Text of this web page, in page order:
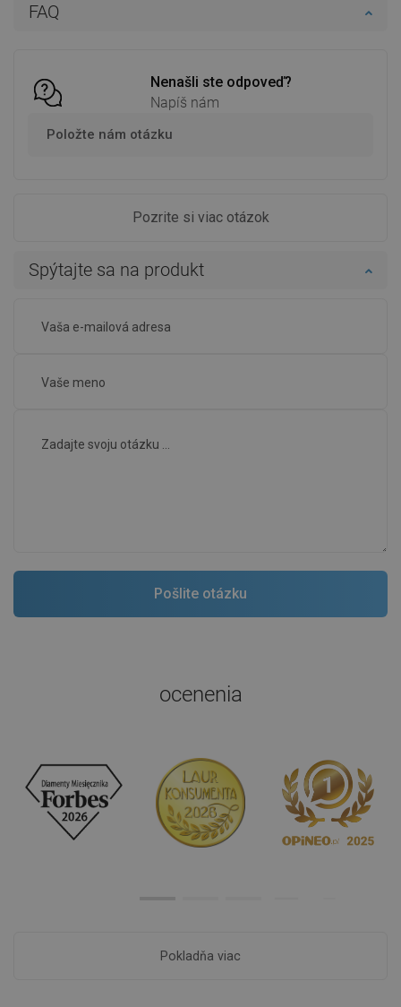
FAQ
Nenašli ste odpoveď?
Napíš nám
Položte nám otázku
Pozrite si viac otázok
Spýtajte sa na produkt
ocenenia
Pokladňa viac